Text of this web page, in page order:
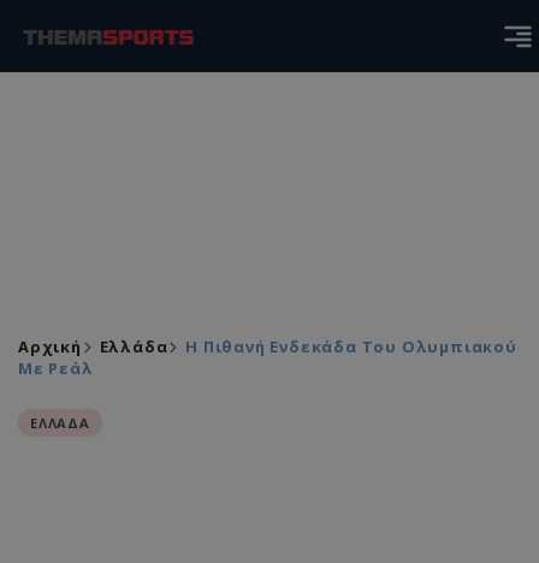
Αρχική Ελλάδα
H Πιθανή Ενδεκάδα Του Ολυμπιακού
Με Ρεάλ
ΕΛΛΑΔΑ